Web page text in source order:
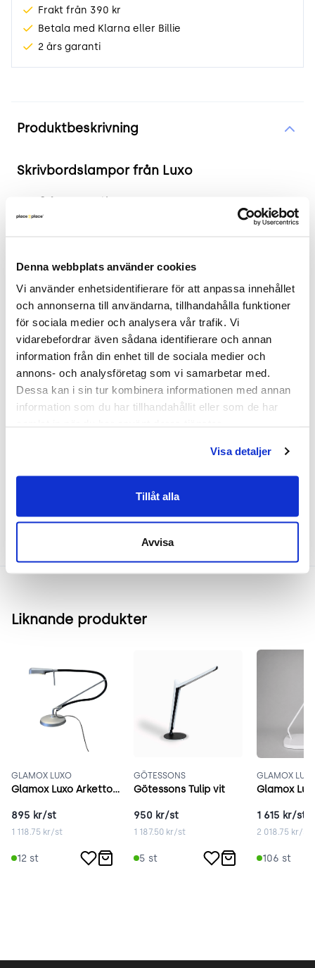
Denna webbplats använder cookies
Vi använder enhetsidentifierare för att anpassa innehållet
och annonserna till användarna, tillhandahålla funktioner
för sociala medier och analysera vår trafik. Vi
vidarebefordrar även sådana identifierare och annan
information från din enhet till de sociala medier och
annons- och analysföretag som vi samarbetar med.
Dessa kan i sin tur kombinera informationen med annan
information som du har tillhandahållit eller som de har
Visa detaljer
Tillåt alla
Avvisa
Frakt från 390 kr
Betala med Klarna eller Billie
2 års garanti
Produktbeskrivning
Skrivbordslampor från Luxo
2 års garanti
Begagnad bra skrivbordslampor från Luxo som ger
heter Cupola. Alla är svarta och är med klämfäste
som skruvas på bordsskivan. Ljuskälla 1 x 18W.
.
Mått
Diameter 190mm
Höjd 600mm
Inspiration & vanliga frågar
Liknande produkter
GLAMOX LUXO
Glamox Luxo Arketto grå
895 kr/st
1 118.75 kr/st
12 st
GÖTESSONS
Götessons Tulip vit
950 kr/st
1 187.50 kr/st
5 st
GLAMOX
Glamox
1 615 kr/st
2 018.75kr/st
106 st